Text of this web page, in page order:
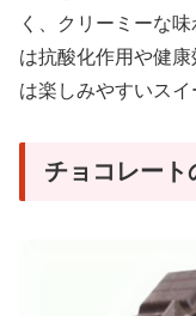
く、クリーミーな
は抗酸化作用や健
は楽しみやすいスイ
チョコレート